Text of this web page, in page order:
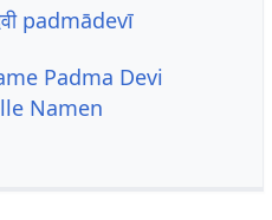
padmādevī
Padma Devi
Namen